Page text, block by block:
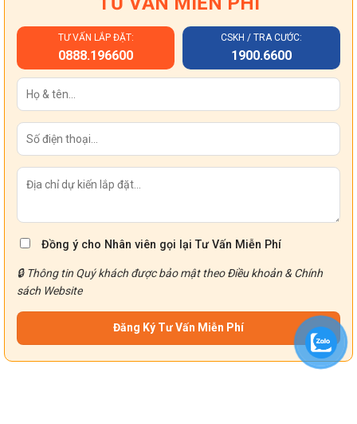
TƯ VẤN LẮP ĐẶT:
0888.196600
CSKH / TRA CƯỚC:
1900.6600
Đồng ý cho Nhân viên gọi lại Tư Vấn Miễn Phí
🔒 Thông tin Quý khách được bảo mật theoĐiều khoản & Chính
sách Website